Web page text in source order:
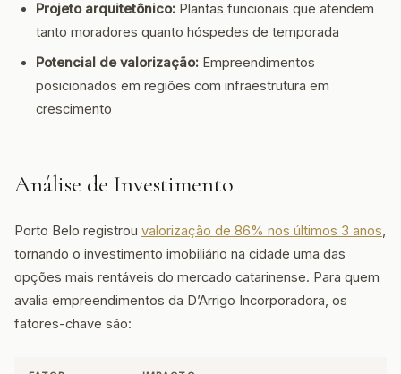
Projeto arquitetônico: Plantas funcionais que atendem
tanto moradores quanto hóspedes de temporada
Potencial de valorização: Empreendimentos
posicionados em regiões com infraestrutura em
crescimento
Análise de Investimento
Porto Belo registrou valorização de 86% nos últimos 3 anos,
tornando o investimento imobiliário na cidade uma das
opções mais rentáveis do mercado catarinense. Para quem
avalia empreendimentos da D’Arrigo Incorporadora, os
fatores-chave são: